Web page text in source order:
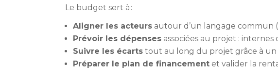
Le budget sert à :
Aligner les acteurs autour d’un langage commun
Prévoir les dépenses associées au projet :
Suivre les écarts tout au long du projet grâce à
Préparer le plan de financement et valider la